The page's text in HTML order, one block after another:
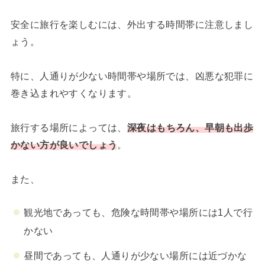
安全に旅行を楽しむには、外出する時間帯に注意しまし
ょう。
特に、人通りが少ない時間帯や場所では、凶悪な犯罪に
巻き込まれやすくなります。
旅行する場所によっては、 深夜はもちろん、早朝も出歩
かない方が良いでしょう
また、
観光地であっても、危険な時間帯や場所には1人で行
かない
昼間であっても、人通りが少ない場所には近づかな